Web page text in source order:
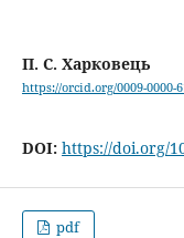
П. С. Харковець
https://orcid.org/0009-0000-
DOI: https://doi.org/
pdf